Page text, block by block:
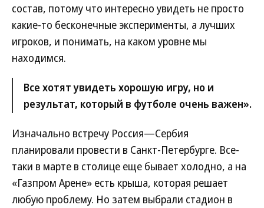
состав, потому что интересно увидеть не просто
какие-то бесконечные эксперименты, а лучших
игроков, и понимать, на каком уровне мы
находимся.
Все хотят увидеть хорошую игру, но и
результат, который в футболе очень важен».
Изначально встречу Россия—Сербия
планировали провести в Санкт-Петербурге. Все-
таки в марте в столице еще бывает холодно, а на
«Газпром Арене» есть крыша, которая решает
любую проблему. Но затем выбрали стадион в